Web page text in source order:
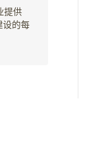
提供
设的每